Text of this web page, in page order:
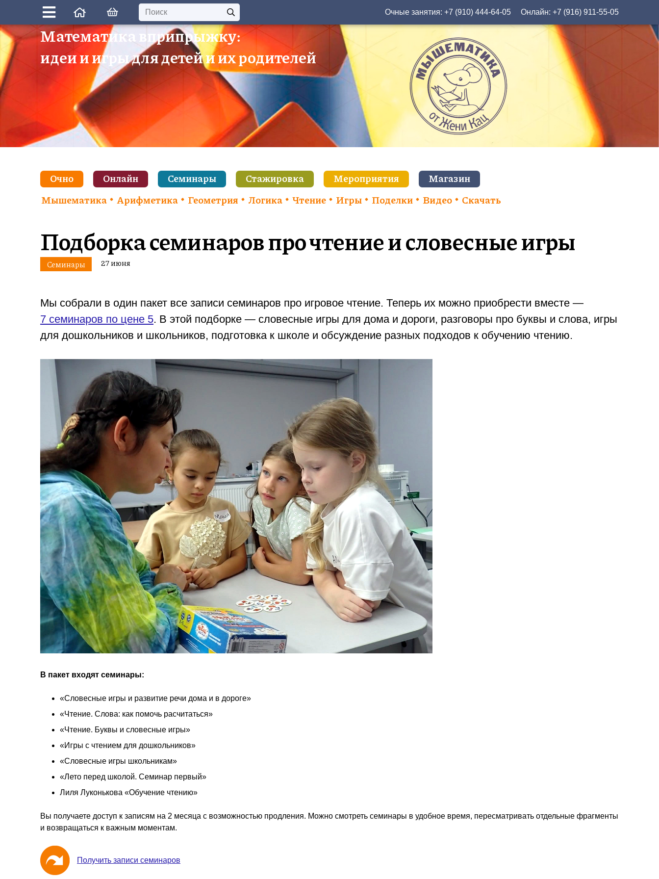
Очные занятия:+7 (910) 444-64-05 Онлайн:+7 (916) 911-55-05
Математика вприпрыжку:
идеи и игры для детей и их родителей
Очно Онлайн Семинары Стажировка Мероприятия
Магазин
Мышематика
Арифметика Геометрия Логика Чтение Игры Поделки Видео Скачать
Подборка семинаров про чтение и словесные игры
Семинары 27 июня
Мы собрали в один пакет все записи семинаров про игровое чтение. Теперь их можно приобрести вместе —
7 семинаров по цене 5. В этой подборке — словесные игры для дома и дороги, разговоры про буквы и слова, игры
для дошкольников и школьников, подготовка к школе и обсуждение разных подходов к обучению чтению.
В пакет входят семинары:
«Словесные игры и развитие речи дома и в дороге»
«Чтение. Слова: как помочь расчитаться»
«Чтение. Буквы и словесные игры»
«Игры с чтением для дошкольников»
«Словесные игры школьникам»
«Лето перед школой. Семинар первый»
Лиля Луконькова «Обучение чтению»
Вы получаете доступ к записям на 2 месяца с возможностью продления. Можно смотреть семинары в удобное время, пересматривать отдельные фрагменты
и возвращаться к важным моментам.
Получить записи cеминаров